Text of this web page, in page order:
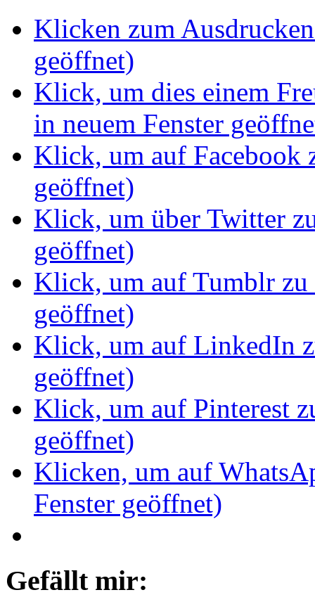
Klicken zum
geöffnet)
Klick, um dies einem
in neuem Fenster
Klick, um auf Facebook
geöffnet)
Klick, um über Twitter
geöffnet)
Klick, um auf Tumblr zu
geöffnet)
Klick, um auf LinkedIn
geöffnet)
Klick, um auf Pinterest
geöffnet)
Klicken, um auf
Fenster geöffnet)
Gefällt mir: